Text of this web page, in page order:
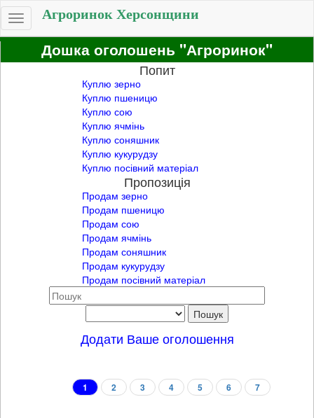
Toggle
navigation
Агроринок Херсонщини
Дошка оголошень "Агроринок"
Попит
Куплю зерно
Куплю пшеницю
Куплю сою
Куплю ячмінь
Куплю соняшник
Куплю кукурудзу
Куплю посівний матеріал
Пропозиція
Продам зерно
Продам пшеницю
Продам сою
Продам ячмінь
Продам соняшник
Продам кукурудзу
Продам посівний матеріал
Додати Ваше оголошення
1 2 3 4 5 6 7